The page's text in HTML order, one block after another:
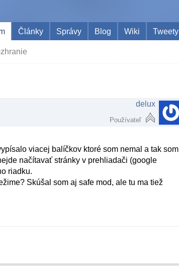
Články Správy Blog Wiki Tweety
delux
Používateľ
viacej balíčkov ktoré som nemal a tak som
načítavať stránky v prehliadači (google
riadku.
Skúšal som aj safe mod, ale tu ma tiež